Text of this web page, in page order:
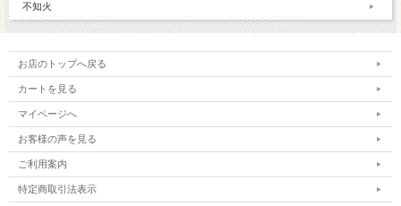
不知火
お店のトップへ戻る
カートを見る
マイページへ
お客様の声を見る
ご利用案内
特定商取引法表示